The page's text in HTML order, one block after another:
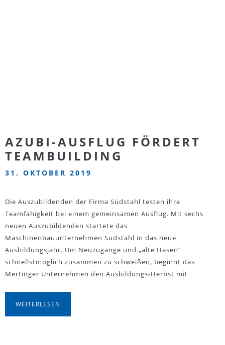
AZUBI-AUSFLUG FÖRDERT
TEAMBUILDING
31. OKTOBER 2019
Die Auszubildenden der Firma Südstahl testen ihre
Teamfähigkeit bei einem gemeinsamen Ausflug. Mit sechs
neuen Auszubildenden startete das
Maschinenbauunternehmen Südstahl in das neue
Ausbildungsjahr. Um Neuzugänge und „alte Hasen“
schnellstmöglich zusammen zu schweißen, beginnt das
Mertinger Unternehmen den Ausbildungs-Herbst mit
WEITERLESEN